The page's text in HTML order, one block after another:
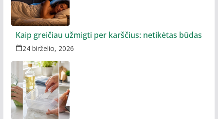
Kaip greičiau užmigti per karščius: netikėtas būdas
24 birželio, 2026